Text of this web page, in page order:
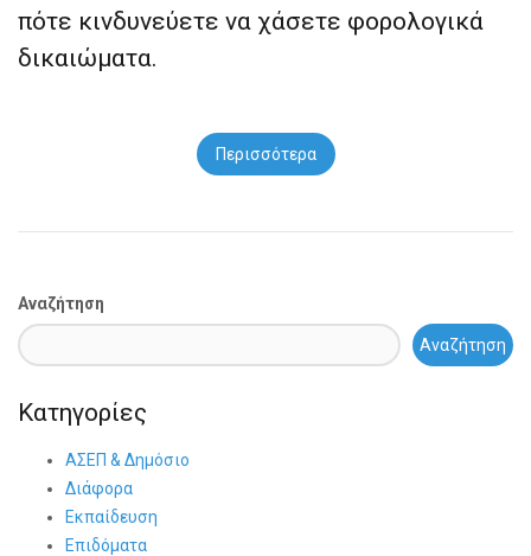
πότε κινδυνεύετε να χάσετε φορολογικά
δικαιώματα.
Περισσότερα
Αναζήτηση
Αναζήτηση
Κατηγορίες
ΑΣΕΠ & Δημόσιο
Διάφορα
Εκπαίδευση
Επιδόματα